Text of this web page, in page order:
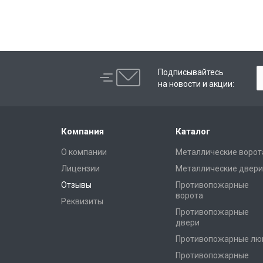
Подписывайтесь
на новости и акции:
Компания
О компании
Лицензии
Отзывы
Реквизиты
Каталог
Металлические
Металлические двери
Противопожарные
ворота
Противопожарные
двери
Противопожарные
Противопожарные